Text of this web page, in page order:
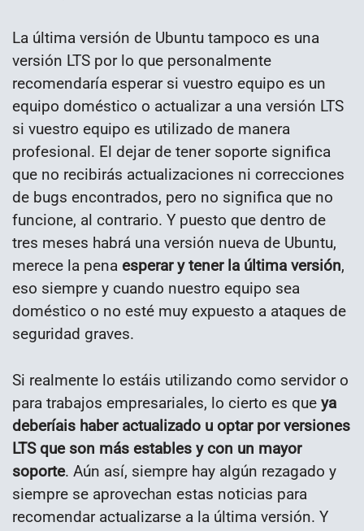
La última versión de Ubuntu tampoco es una
versión LTS por lo que personalmente
recomendaría esperar si vuestro equipo es un
equipo doméstico o actualizar a una versión LTS
si vuestro equipo es utilizado de manera
profesional. El dejar de tener soporte significa
que no recibirás actualizaciones ni correcciones
de bugs encontrados, pero no significa que no
funcione, al contrario. Y puesto que dentro de
tres meses habrá una versión nueva de Ubuntu,
merece la pena esperar y tener la última versión,
eso siempre y cuando nuestro equipo sea
doméstico o no esté muy expuesto a ataques de
seguridad graves.
Si realmente lo estáis utilizando como servidor o
para trabajos empresariales, lo cierto es que ya
deberíais haber actualizado u optar por versiones
LTS que son más estables y con un mayor
soporte. Aún así, siempre hay algún rezagado y
siempre se aprovechan estas noticias para
recomendar actualizarse a la última versión. Y